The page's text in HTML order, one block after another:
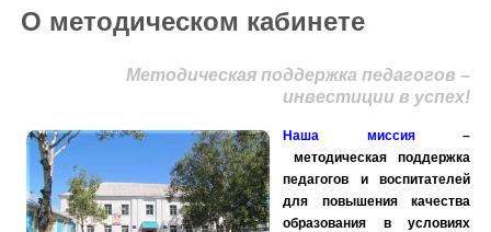
О методическом кабинете
Методическая поддержка педагогов –
инвестиции в успех!
Наша миссия–
методическая поддержка
педагогов и воспитателей
для повышения качества
образования в условиях